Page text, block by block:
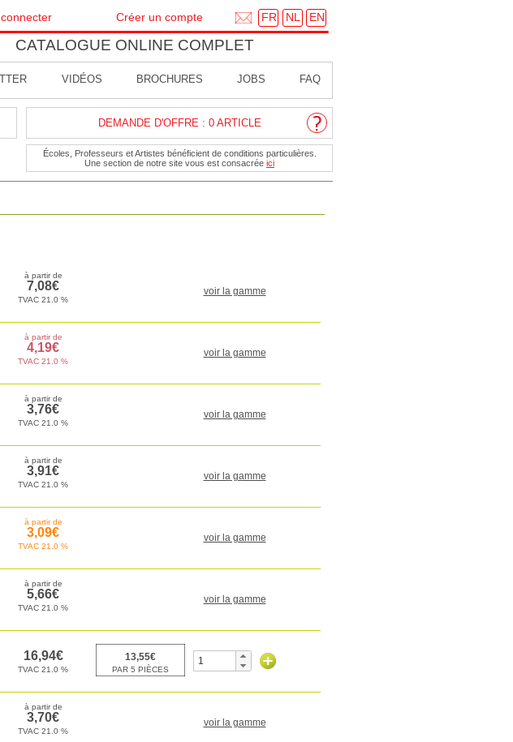
FR NL EN
CATALOGUE ONLINE COMPLET
Créer un compte
VIDÉOS BROCHURES JOBS FAQ
DEMANDE D'OFFRE : 0 ARTICLE
Écoles, Professeurs et Artistes bénéficient de conditions particulières.
Une section de notre site vous est consacrée ici
voir la gamme
voir la gamme
voir la gamme
voir la gamme
voir la gamme
voir la gamme
voir la gamme